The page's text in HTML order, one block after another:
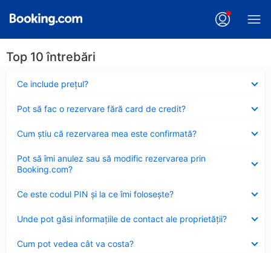
Top 10 întrebări
Ce include preţul?
închis
Pot să fac o rezervare fără card de credit?
închis
Cum ştiu că rezervarea mea este confirmată?
închis
Pot să îmi anulez sau să modific rezervarea prin
Booking.com?
închis
Ce este codul PIN şi la ce îmi foloseşte?
închis
Unde pot găsi informațiile de contact ale proprietății?
închis
Cum pot vedea cât va costa?
închis